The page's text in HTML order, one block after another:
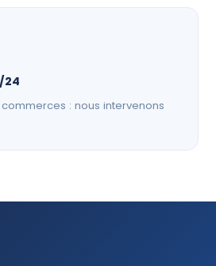
24
: nous intervenons